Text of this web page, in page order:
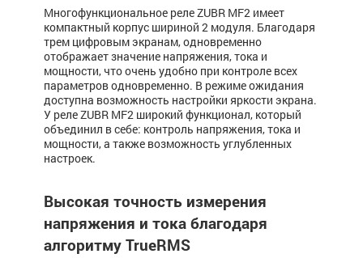
Многофункциональное реле ZUBR MF2 имеет
компактный корпус шириной 2 модуля. Благодаря
трем цифровым экранам, одновременно
отображает значение напряжения, тока и
мощности, что очень удобно при контроле всех
параметров одновременно. В режиме ожидания
доступна возможность настройки яркости экрана.
У реле ZUBR MF2 широкий функционал, который
объединил в себе: контроль напряжения, тока и
мощности, а также возможность углубленных
настроек.
Высокая точность измерения
напряжения и тока благодаря
алгоритму TrueRMS